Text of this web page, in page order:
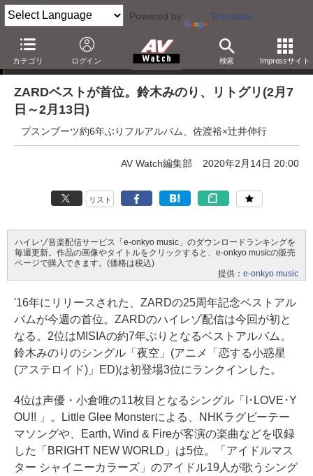
Powered by Translate
カテゴリ ログイン 検索 Impressサイト
e-onkyo music週間ハイレゾベスト10
ZARDベストが首位。鈴木みのり、リトグリ(2月7
日～2月13日)
プスンブーツ約6年ぶりフルアルバム、佐渡裕×辻井伸行
AV Watch編集部 2020年2月14日 20:00
リスト
ハイレゾ音楽配信サービス「e-onkyo music」のダウンロードランキングを
毎週更新。作品の画像やタイトルをクリックすると、e-onkyo musicの販売
ページで購入できます。(価格は税込)
提供：e-onkyo music
'16年にリリースされた、ZARDの25周年記念ベストアル
バムが今週の首位。ZARDのハイレゾ配信は今回が初と
なる。2位はMISIAの約7年ぶりとなるベストアルバム。
鈴木みのりのシングル「夜空」(アニメ「恋する小惑星
(アステロイド)」ED)は初登場3位にランクインした。
4位は声優・小倉唯の11枚目となるシングル「I･LOVE･Y
OU!! 」。Little Glee Monsterによる、NHKラグビーテー
マソングや、Earth, Wind & Fireが客演の楽曲などを収録
した「BRIGHT NEW WORLD」は5位。「アイドルマス
ター シャイニーカラーズ」のアイドル19人が歌うシング